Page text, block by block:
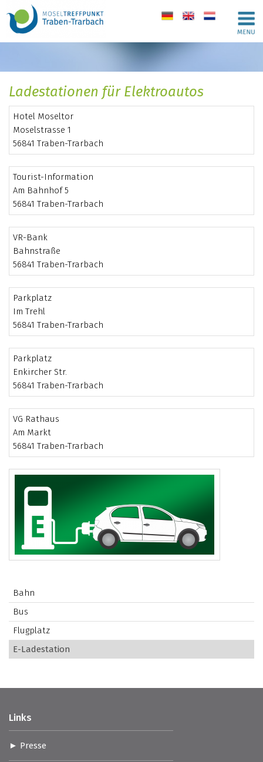
de en nl
Ladestationen für Elektroautos
Hotel Moseltor
Moselstrasse 1
56841 Traben-Trarbach
Tourist-Information
Am Bahnhof 5
56841 Traben-Trarbach
VR-Bank
Bahnstraße
56841 Traben-Trarbach
Parkplatz
Im Trehl
56841 Traben-Trarbach
Parkplatz
Enkircher Str.
56841 Traben-Trarbach
VG Rathaus
Am Markt
56841 Traben-Trarbach
Bahn
Bus
Flugplatz
E-Ladestation
Links
Presse